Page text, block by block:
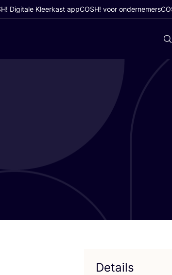
Digitale Kleerkast appCOSH! voor ondernemers
Details